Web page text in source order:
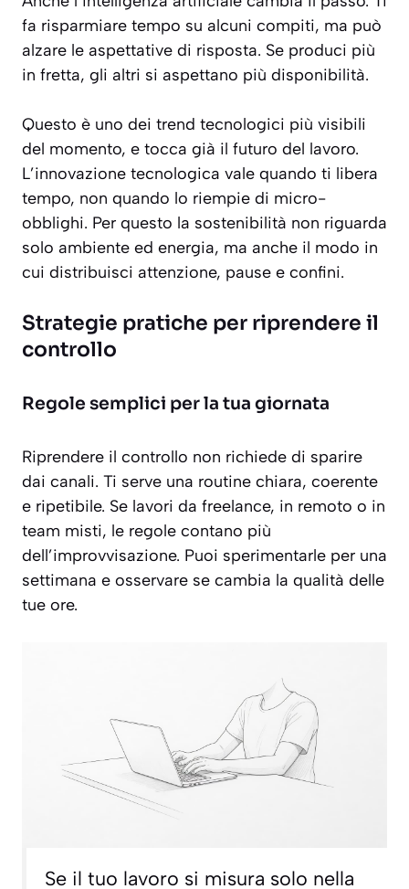
fa risparmiare tempo su alcuni compiti, ma può
alzare le aspettative di risposta. Se produci più
in fretta, gli altri si aspettano più disponibilità.
Questo è uno dei trend tecnologici più visibili
del momento, e tocca già il futuro del lavoro.
L’innovazione tecnologica vale quando ti libera
tempo, non quando lo riempie di micro-
obblighi. Per questo la sostenibilità non riguarda
solo ambiente ed energia, ma anche il modo in
cui distribuisci attenzione, pause e confini.
Strategie pratiche per riprendere il
controllo
Regole semplici per la tua giornata
Riprendere il controllo non richiede di sparire
dai canali. Ti serve una routine chiara, coerente
e ripetibile. Se lavori da freelance, in remoto o in
team misti, le regole contano più
dell’improvvisazione. Puoi sperimentarle per una
settimana e osservare se cambia la qualità delle
tue ore.
Se il tuo lavoro si misura solo nella